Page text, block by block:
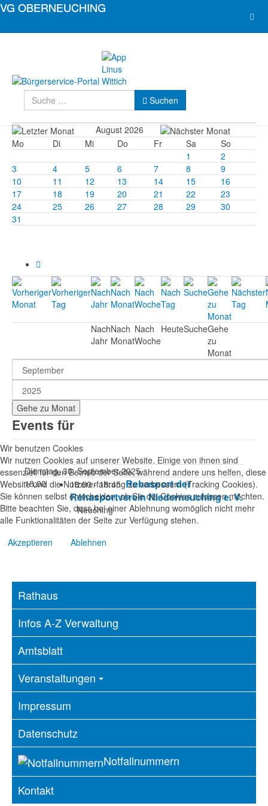
Suchen Suchen
August 2026
Mo
Di Mi Do Fr Sa
So
1
2
3
4 5 6 7 8
9
10
11 12 13 14 15
16
17
18 19 20 21 22
23
24
25 26 27 28 29
30
31
Nach
Jahr
Nach
Monat
Nach
Woche
HeuteSucheGehe
zu
Monat
Gehe zu Monat
Events für
Dienstag, 30. September 2025
18:00
18:00 - 18:45 Rehasport der
Rehasportverein Niederneuching e. V.
Neuching
Rathaus
Infos A-Z Verwaltung
Amtsblatt
Veranstaltungen
Impressum
Datenschutz
Notfallnummern
Kontakt
Wir benutzen Cookies
Wir nutzen Cookies auf unserer Website. Einige von ihnen sind
essenziell für den Betrieb der Seite, während andere uns helfen, diese
Website und die Nutzererfahrung zu verbessern (Tracking Cookies).
Sie können selbst entscheiden, ob Sie die Cookies zulassen möchten.
Bitte beachten Sie, dass bei einer Ablehnung womöglich nicht mehr
alle Funktionalitäten der Seite zur Verfügung stehen.
Akzeptieren
Ablehnen